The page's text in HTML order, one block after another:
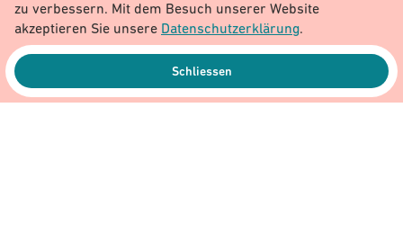
zu verbessern. Mit dem Besuch unserer Website
akzeptieren Sie unsere Datenschutzerklärung.
Schliessen